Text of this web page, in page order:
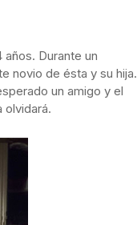
Durante un
novio de ésta y su hija.
un amigo y el
olvidará.